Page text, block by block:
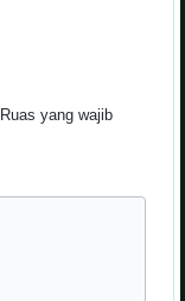
Ruas yang wajib